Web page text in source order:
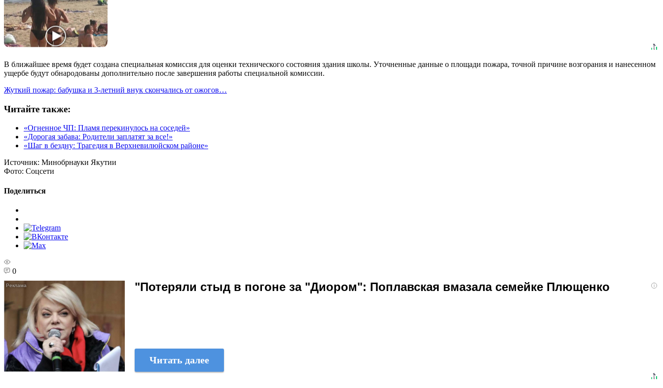
В ближайшее время будет создана специальная комиссия для оценки технического состояния здания школы. Уточненные данные о площади пожара, точной причине возгорания и нанесенном
ущербе будут обнародованы дополнительно после завершения работы специальной комиссии.
Жуткий пожар: бабушка и 3-летний внук скончались от ожогов…
Читайте также:
«Огненное ЧП: Пламя перекинулось на соседей»
«Дорогая забава: Родители заплатят за все!»
«Шаг в бездну: Трагедия в Верхневилюйском районе»
Источник: Минобрнауки Якутии
Фото: Соцсети
Поделиться
0
i
"Потеряли стыд в погоне за "Диором": Поплавская вмазала семейке Плющенко
Читать далее